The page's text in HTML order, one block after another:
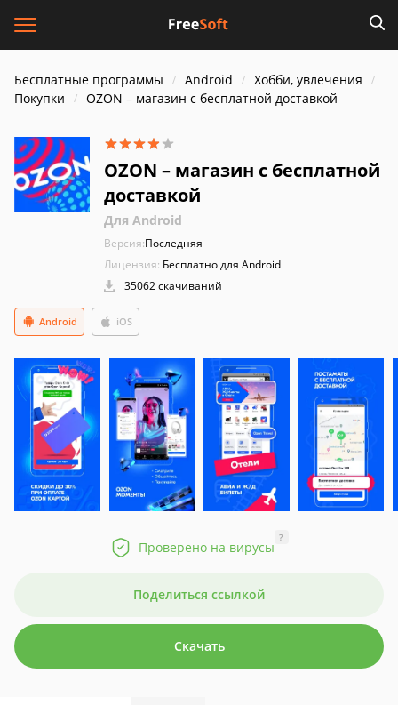
Бесплатные программы Android
Хобби, увлечения
Покупки
OZON – магазин с бесплатной доставкой
OZON – магазин с бесплатной
доставкой
Для Android
Версия:Последняя
Лицензия: Бесплатно для Android
35062 скачиваний
Android iOS
Проверено на вирусы
?
Поделиться ссылкой
Скачать